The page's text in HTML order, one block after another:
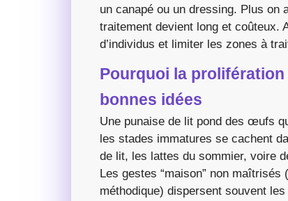
un canapé ou un dressing. Plus
traitement devient long et coûteux.
d’individus et limiter les zones à
Pourquoi la
bonnes idées
Une punaise de lit pond des œufs
les stades immatures se cachent
de lit, les lattes du sommier, voire
Les gestes “maison” non
méthodique) dispersent souvent